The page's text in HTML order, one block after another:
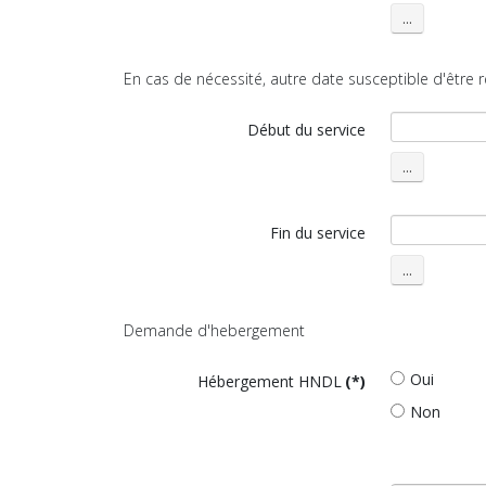
En cas de nécessité, autre date susceptible d'être
Début du service
Fin du service
Demande d'hebergement
Hébergement HNDL (*)
Oui
Non